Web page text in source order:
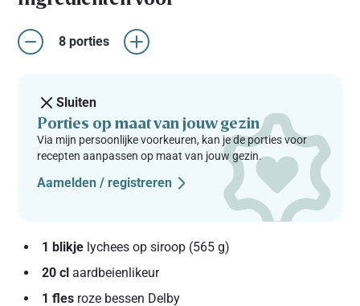
8 porties
Sluiten
Porties op maat van jouw gezin
Via mijn persoonlijke voorkeuren, kan je de porties voor
recepten aanpassen op maat van jouw gezin.
Aamelden / registreren
1 blikje lychees op siroop (565 g)
20 cl aardbeienlikeur
1 fles roze bessen Delby